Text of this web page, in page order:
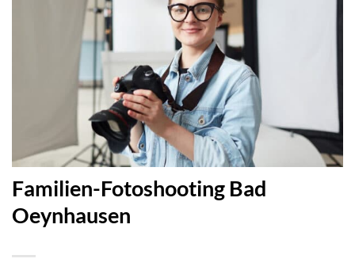
Familien-Fotoshooting Bad
Oeynhausen